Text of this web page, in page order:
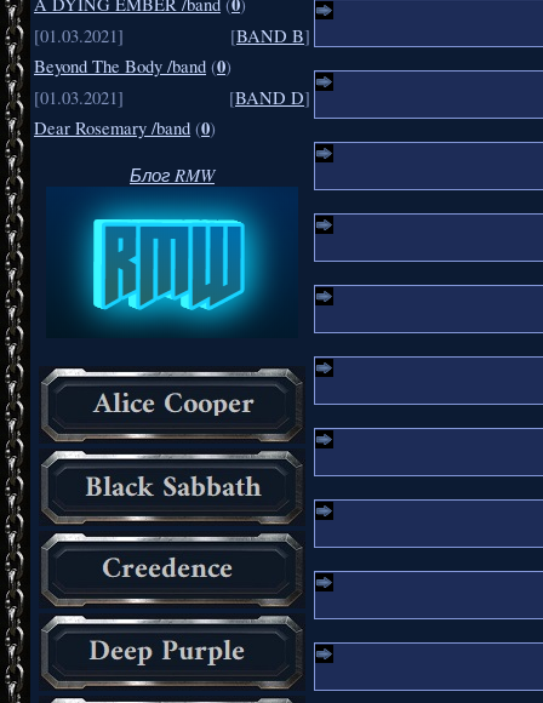
A DYING EMBER /band ( )
[01.03.2021]
[BAND B]
Beyond The Body /band (0)
[01.03.2021]
[BAND D]
Dear Rosemary /band (0)
Блог RMW